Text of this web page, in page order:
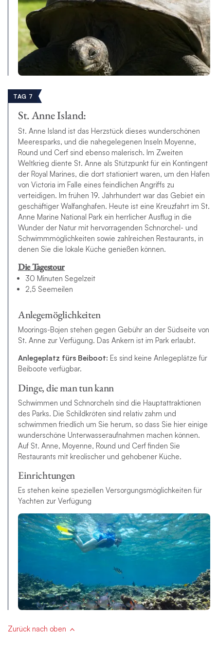
TAG 7
St. Anne Island:
St. Anne Island ist das Herzstück dieses wunderschönen
Meeresparks, und die nahegelegenen Inseln Moyenne,
Round und Cerf sind ebenso malerisch. Im Zweiten
Weltkrieg diente St. Anne als Stützpunkt für ein Kontingent
der Royal Marines, die dort stationiert waren, um den Hafen
von Victoria im Falle eines feindlichen Angriffs zu
verteidigen. Im frühen 19. Jahrhundert war das Gebiet ein
geschäftiger Walfanghafen. Heute ist eine Kreuzfahrt im St.
Anne Marine National Park ein herrlicher Ausflug in die
Wunder der Natur mit hervorragenden Schnorchel- und
Schwimmmöglichkeiten sowie zahlreichen Restaurants, in
denen Sie die lokale Küche genießen können.
Die Tagestour
30 Minuten Segelzeit
2,5 Seemeilen
Anlegemöglichkeiten
Moorings-Bojen stehen gegen Gebühr an der Südseite von
St. Anne zur Verfügung. Das Ankern ist im Park erlaubt.
Anlegeplatz fürs Beiboot: Es sind keine Anlegeplätze für
Beiboote verfügbar.
Dinge, die man tun kann
Schwimmen und Schnorcheln sind die Hauptattraktionen
des Parks. Die Schildkröten sind relativ zahm und
schwimmen friedlich um Sie herum, so dass Sie hier einige
wunderschöne Unterwasseraufnahmen machen können.
Auf St. Anne, Moyenne, Round und Cerf finden Sie
Restaurants mit kreolischer und gehobener Küche.
Einrichtungen
Es stehen keine speziellen Versorgungsmöglichkeiten für
Yachten zur Verfügung
Zurück nach oben